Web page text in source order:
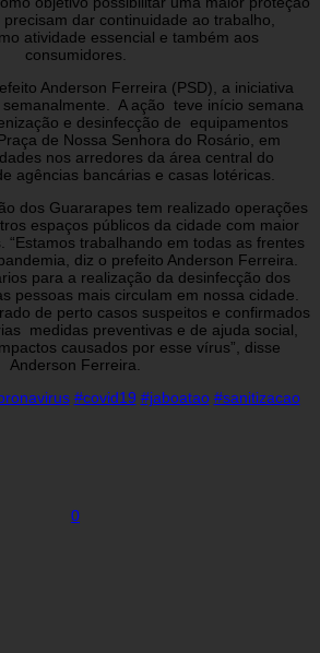
dar continuidade ao trabalho,
atividade essencial e também aos
consumidores.
Anderson Ferreira (PSD), a iniciativa
A ação teve início semana
e desinfecção de equipamentos
de Nossa Senhora do Rosário, em
nos arredores da área central do
agências bancárias e casas lotéricas.
dos Guararapes tem realizado operações
espaços públicos da cidade com maior
“Estamos trabalhando em todas as frentes
diz o prefeito Anderson Ferreira.
para a realização da desinfecção dos
pessoas mais circulam em nossa cidade.
de perto casos suspeitos e confirmados
medidas preventivas e de ajuda social,
causados por esse vírus”, disse
Anderson Ferreira.
#covid19 #jaboatao #sanitizacao
0